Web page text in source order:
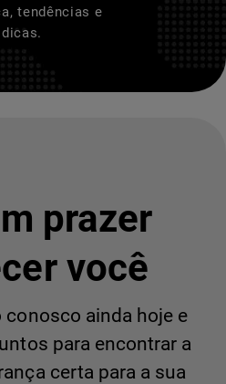
tendências e
dicas.
prazer
você
conosco ainda hoje e
para encontrar a
certa para a sua